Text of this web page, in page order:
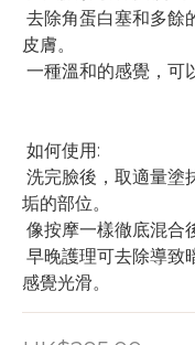
皮膚。
一種溫和的感覺，可
如何使用:
垢的部位。
像按摩一樣徹底混合
感覺光滑。